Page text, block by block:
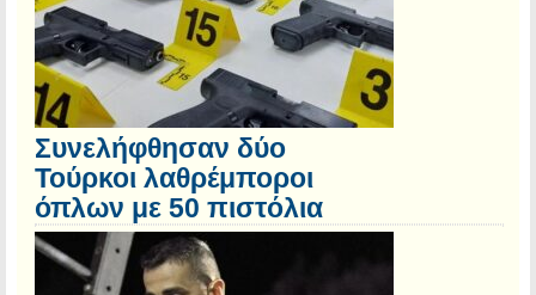
Συνελήφθησαν δύο
Τούρκοι λαθρέμποροι
όπλων με 50 πιστόλια